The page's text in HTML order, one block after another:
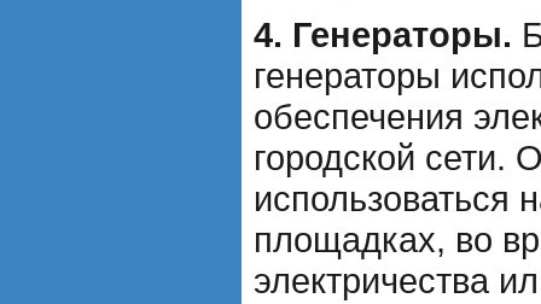
4. Генераторы.
генераторы
обеспечения
городской сети.
использоваться
площадках, во
электричества